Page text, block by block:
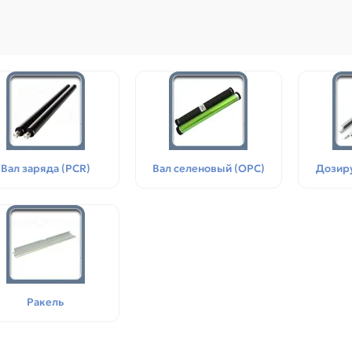
Поступления товаров
- Новое поступление
для картриджей и
Вал заряда (PCR) Вал селеновый (OPC)
Ракель